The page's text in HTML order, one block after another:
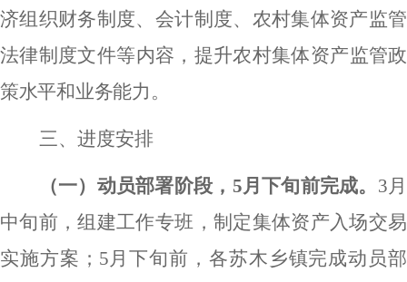
济组织财务制度、会计制度、农村集体资产监管
法律制度文件等内容，提升农村集体资产监管政
策水平和业务能力。
三、进度安排
（一）动员部署阶段， 5月下旬前完成。 3月
中旬前，组建工作专班，制定集体资产入场交易
实施方案； 5月下旬前，各苏木乡镇完成动员部